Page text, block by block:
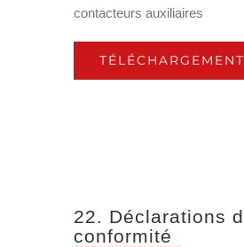
contacteurs auxiliaires
TÉLÉCHARGEMENT
22. Déclarations
conformité